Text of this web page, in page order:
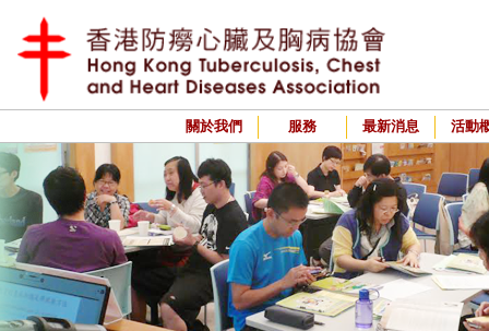
關於我們 服務 最新消息 活動